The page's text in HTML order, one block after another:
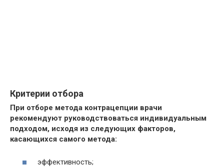
Критерии отбора
При отборе метода контрацепции врачи
рекомендуют руководствоваться индивидуальным
подходом, исходя из следующих факторов,
касающихся самого метода:
эффективность;